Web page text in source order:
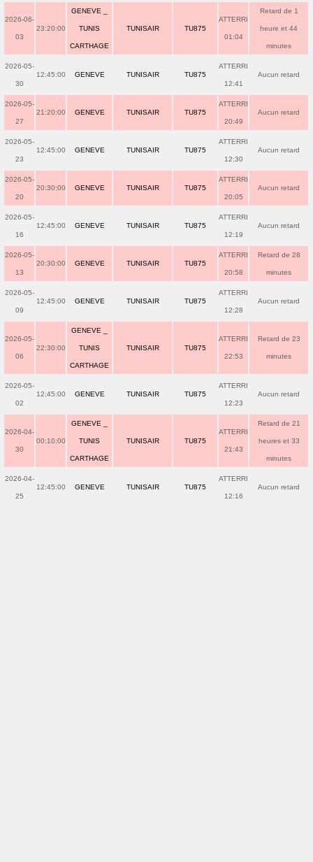
2026-06-
03
23:20:00
GENEVE _
TUNIS
CARTHAGE
TUNISAIR TU875
ATTERRI
01:04
Retard de 1
heure et 44
minutes
2026-05-
30
12:45:00 GENEVE TUNISAIR TU875
ATTERRI
12:41
Aucun retard
2026-05-
27
21:20:00 GENEVE TUNISAIR TU875
ATTERRI
20:49
Aucun retard
2026-05-
23
12:45:00 GENEVE TUNISAIR TU875
ATTERRI
12:30
Aucun retard
2026-05-
20
20:30:00 GENEVE TUNISAIR TU875
ATTERRI
20:05
Aucun retard
2026-05-
16
12:45:00 GENEVE TUNISAIR TU875
ATTERRI
12:19
Aucun retard
2026-05-
13
20:30:00 GENEVE TUNISAIR TU875
ATTERRI
20:58
Retard de 28
minutes
2026-05-
09
12:45:00 GENEVE TUNISAIR TU875
ATTERRI
12:28
Aucun retard
2026-05-
06
22:30:00
GENEVE _
TUNIS
CARTHAGE
TUNISAIR TU875
ATTERRI
22:53
Retard de 23
minutes
2026-05-
02
12:45:00 GENEVE TUNISAIR TU875
ATTERRI
12:23
Aucun retard
2026-04-
30
00:10:00
GENEVE _
TUNIS
CARTHAGE
TUNISAIR TU875
ATTERRI
21:43
Retard de 21
heures et 33
minutes
2026-04-
25
12:45:00 GENEVE TUNISAIR TU875
ATTERRI
12:16
Aucun retard